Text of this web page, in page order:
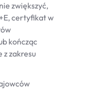
zwiększyć,
certyfikat w
kończąc
z zakresu